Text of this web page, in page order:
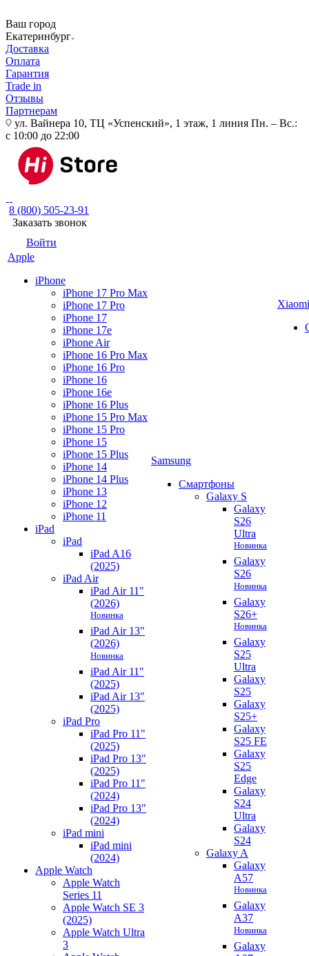
Ваш город
Екатеринбург
Доставка
Оплата
Гарантия
Trade in
Отзывы
Партнерам
ул. Вайнера 10, ТЦ «Успенский», 1 этаж, 1 линия Пн. – Вс.:
с 10:00 до 22:00
8 (800) 505-23-91
Заказать звонок
Войти
Apple
iPhone
iPhone 17 Pro Max
iPhone 17 Pro
iPhone 17
iPhone 17e
iPhone Air
iPhone 16 Pro Max
iPhone 16 Pro
iPhone 16
iPhone 16e
iPhone 16 Plus
iPhone 15 Pro Max
iPhone 15 Pro
iPhone 15
iPhone 15 Plus
iPhone 14
iPhone 14 Plus
iPhone 13
iPhone 12
iPhone 11
iPad
iPad
iPad A16
(2025)
iPad Air
iPad Air 11"
(2026)
Новинка
iPad Air 13"
(2026)
Новинка
iPad Air 11"
(2025)
iPad Air 13"
(2025)
iPad Pro
iPad Pro 11"
(2025)
iPad Pro 13"
(2025)
iPad Pro 11"
(2024)
iPad Pro 13"
(2024)
iPad mini
iPad mini
(2024)
Apple Watch
Apple Watch
Series 11
Apple Watch SE 3
(2025)
Apple Watch Ultra
3
Samsung
Смартфоны
Galaxy S
Galaxy
S26
Ultra
Новинка
Galaxy
S26
Новинка
Galaxy
S26+
Новинка
Galaxy
S25
Ultra
Galaxy
S25
Galaxy
S25+
Galaxy
S25 FE
Galaxy
S25
Edge
Galaxy
S24
Ultra
Galaxy
S24
Galaxy A
Galaxy
A57
Новинка
Galaxy
A37
Новинка
Galaxy
Xiaomi